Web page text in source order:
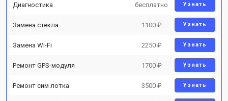
Диагностика бесплатно Узнать
Замена стекла 1100 ₽ Узнать
Замена Wi-Fi 2250 ₽ Узнать
Ремонт GPS-модуля 1700 ₽ Узнать
Ремонт сим лотка 3500 ₽ Узнать